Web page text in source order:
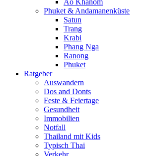
Ao Khanom
Phuket & Andamanenküste
Satun
Trang
Krabi
Phang Nga
Ranong
Phuket
Ratgeber
Auswandern
Dos and Donts
Feste & Feiertage
Gesundheit
Immobilien
Notfall
Thailand mit Kids
Typisch Thai
Verkehr